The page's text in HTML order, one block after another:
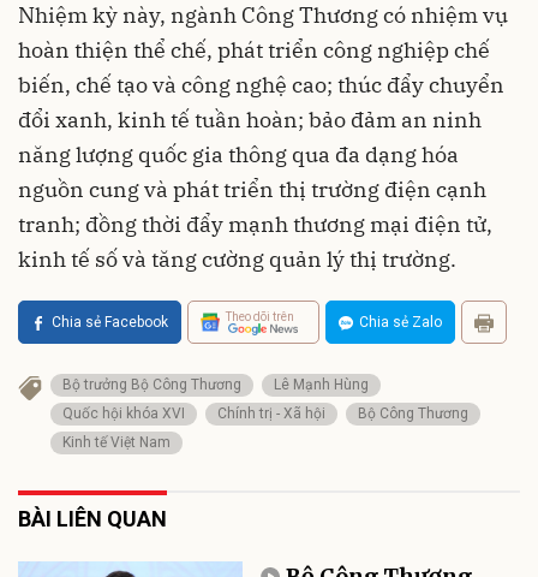
Nhiệm kỳ này, ngành Công Thương có nhiệm vụ
hoàn thiện thể chế, phát triển công nghiệp chế
biến, chế tạo và công nghệ cao; thúc đẩy chuyển
đổi xanh, kinh tế tuần hoàn; bảo đảm an ninh
năng lượng quốc gia thông qua đa dạng hóa
nguồn cung và phát triển thị trường điện cạnh
tranh; đồng thời đẩy mạnh thương mại điện tử,
kinh tế số và tăng cường quản lý thị trường.
Chia sẻ Facebook Theo dõi trên Chia sẻ Zalo
Bộ trưởng Bộ Công Thương
Lê Mạnh Hùng
Quốc hội khóa XVI
Chính trị - Xã hội
Bộ Công Thương
Kinh tế Việt Nam
BÀI LIÊN QUAN